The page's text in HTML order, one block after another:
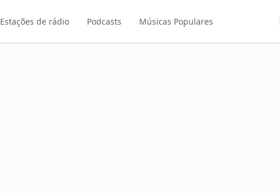
Estações de rádio Podcasts Músicas Populares